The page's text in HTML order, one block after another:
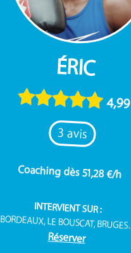
ÉRIC
4,99
3 avis
Coaching dès 51,28 €/h
INTERVIENT SUR :
BORDEAUX, LE BOUSCAT, BRUGES...
Réserver